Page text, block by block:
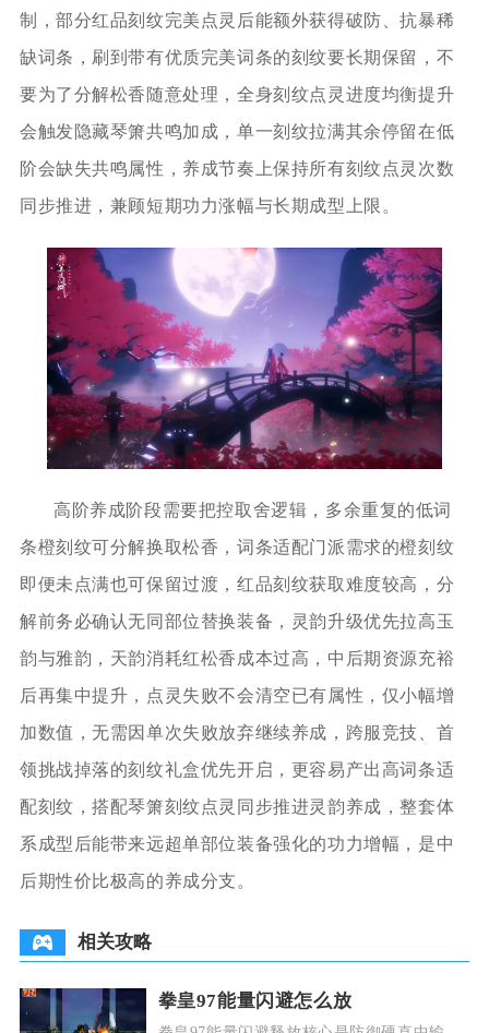
制，部分红品刻纹完美点灵后能额外获得破防、抗暴稀
缺词条，刷到带有优质完美词条的刻纹要长期保留，不
要为了分解松香随意处理，全身刻纹点灵进度均衡提升
会触发隐藏琴箫共鸣加成，单一刻纹拉满其余停留在低
阶会缺失共鸣属性，养成节奏上保持所有刻纹点灵次数
同步推进，兼顾短期功力涨幅与长期成型上限。
高阶养成阶段需要把控取舍逻辑，多余重复的低词
条橙刻纹可分解换取松香，词条适配门派需求的橙刻纹
即便未点满也可保留过渡，红品刻纹获取难度较高，分
解前务必确认无同部位替换装备，灵韵升级优先拉高玉
韵与雅韵，天韵消耗红松香成本过高，中后期资源充裕
后再集中提升，点灵失败不会清空已有属性，仅小幅增
加数值，无需因单次失败放弃继续养成，跨服竞技、首
领挑战掉落的刻纹礼盒优先开启，更容易产出高词条适
配刻纹，搭配琴箫刻纹点灵同步推进灵韵养成，整套体
系成型后能带来远超单部位装备强化的功力增幅，是中
后期性价比极高的养成分支。
相关攻略
拳皇97能量闪避怎么放